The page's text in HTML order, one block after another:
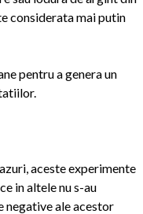
considerata mai putin
pentru a genera un
aceste experimente
in altele nu s-au
negative ale acestor